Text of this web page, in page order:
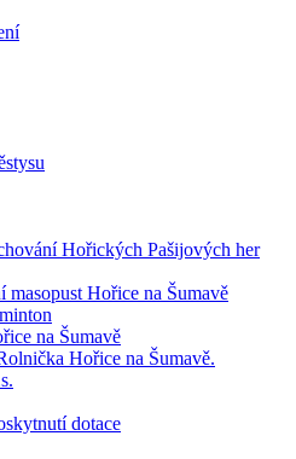
Hořických Pašijových her
masopust Hořice na Šumavě
na Šumavě
Hořice na Šumavě.
dotace